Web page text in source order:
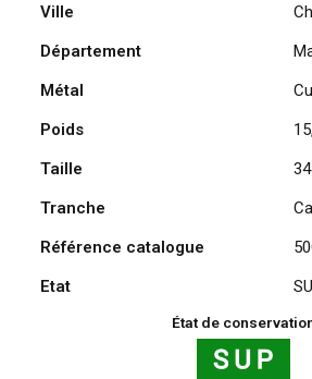
Redoutable
Bâbord
2006
Ville
Département
Métal
Poids
Taille
Tranche
Référence catalogue
Etat
État de